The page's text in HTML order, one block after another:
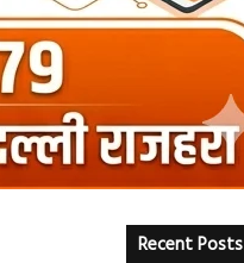
Recent Posts